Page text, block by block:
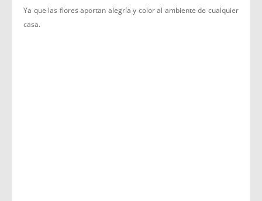
Ya que las flores aportan alegría y color al ambiente de cualquier
casa.